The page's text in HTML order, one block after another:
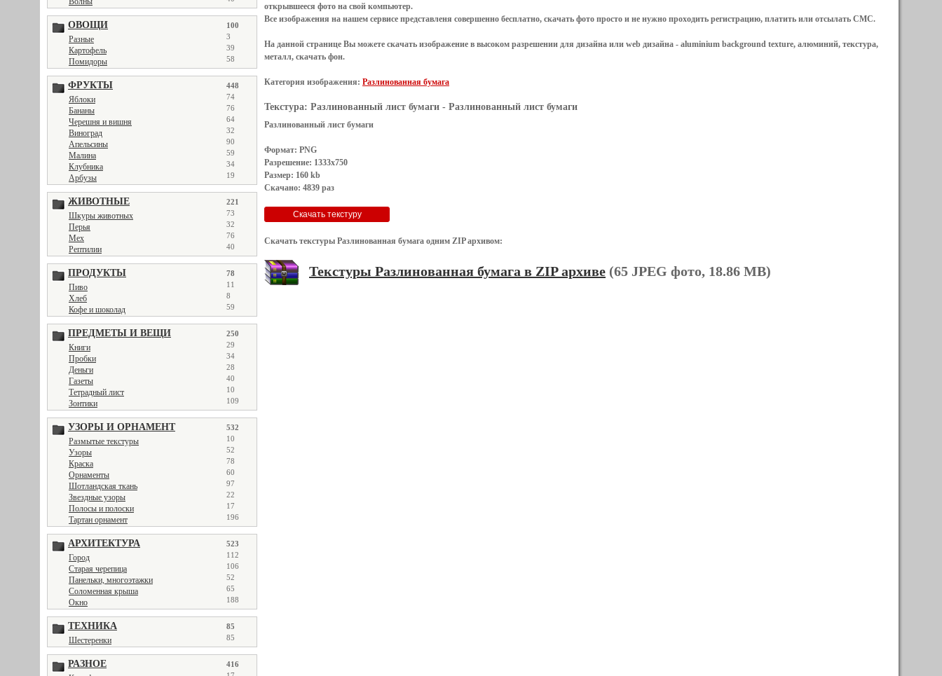
ОВОЩИ 100
Разные 3
Картофель 39
Помидоры 58
ФРУКТЫ 448
Яблоки 74
Бананы 76
Черешня и вишня 64
Виноград 32
Апельсины 90
Малина 59
Клубника 34
Арбузы 19
ЖИВОТНЫЕ 221
Шкуры животных 73
Перья 32
Мех 76
Рептилии 40
ПРОДУКТЫ 78
Пиво 11
Хлеб 8
Кофе и шоколад 59
ПРЕДМЕТЫ И ВЕЩИ 250
Книги 29
Пробки 34
Деньги 28
Газеты 40
Тетрадный лист 10
Зонтики 109
УЗОРЫ И ОРНАМЕНТ 532
Размытые текстуры 10
Узоры 52
Краска 78
Орнаменты 60
Шотландская ткань 97
Звездные узоры 22
Полосы и полоски 17
Тартан орнамент 196
АРХИТЕКТУРА 523
Город 112
Старая черепица 106
Панельки, многоэтажки 52
Соломенная крыша 65
Окно 188
ТЕХНИКА 85
Шестеренки 85
РАЗНОЕ 416
открывшееся фото на свой компьютер.
Все изображения на нашем сервисе представленя совершенно бесплатно, скачать фото просто и не нужно проходить регистрацию, платить или отсылать СМС.
На данной странице Вы можете скачать изображение в высоком разрешении для дизайна или web дизайна - aluminium background texture, алюминий, текстура,
металл, скачать фон.
Категория изображения: Разлинованная бумага
Текстура: Разлинованный лист бумаги - Разлинованный лист бумаги
Разлинованный лист бумаги
Формат: PNG
Разрешение: 1333x750
Размер: 160 kb
Скачано: 4839 раз
Скачать текстуры Разлинованная бумага одним ZIP архивом:
Текстуры Разлинованная бумага в ZIP архиве (65 JPEG фото, 18.86 MB)